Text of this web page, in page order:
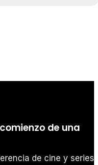
de una
de cine y series.